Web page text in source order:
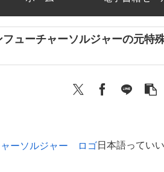
ューチャーソルジャーの元特
日本語っていい